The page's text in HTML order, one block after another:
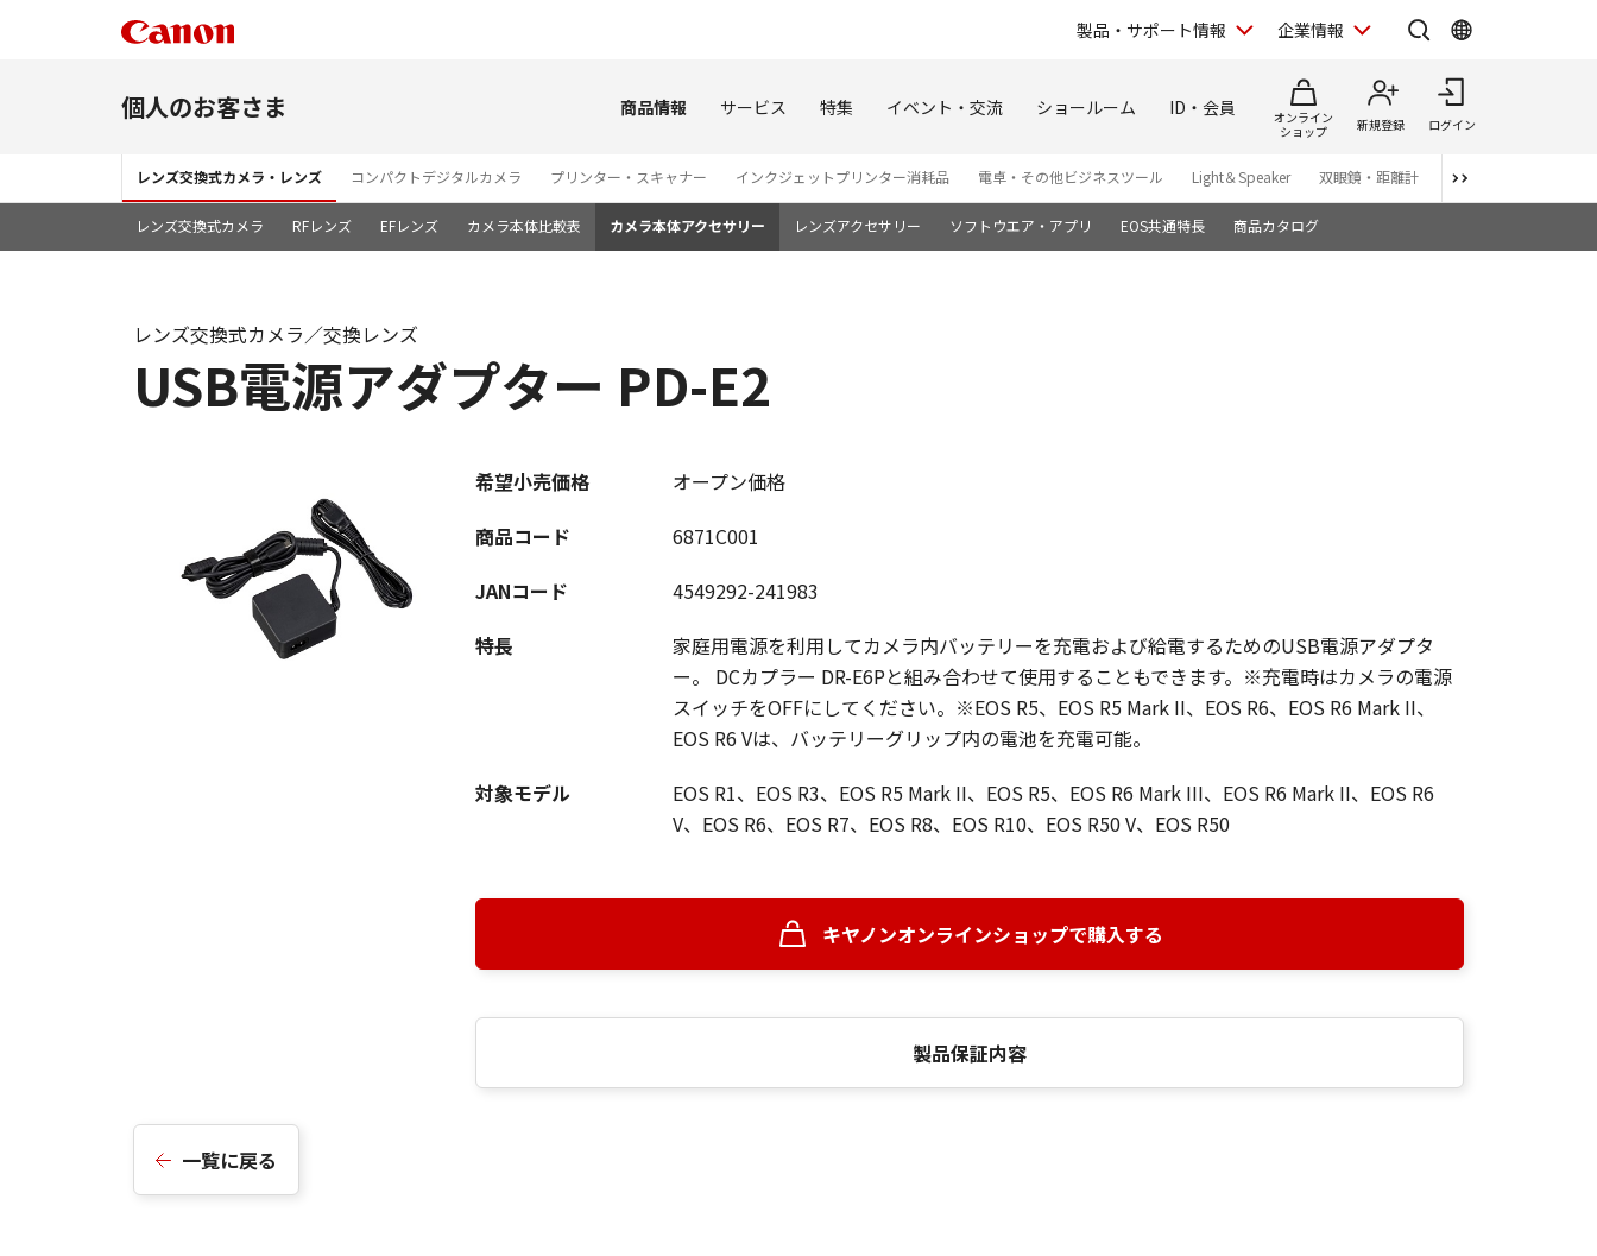
製品・サポート情報 企業情報
個人のお客さま 商品情報 サービス 特集 イベント・交流 ショールーム ID・会員
オンライン
ショップ
新規登録 ログイン
レンズ交換式カメラ・レンズ コンパクトデジタルカメラ プリンター・スキャナー インクジェットプリンター消耗品 電卓・その他ビジネスツール Light＆Speaker 双眼鏡・距離計 写真集
レンズ交換式カメラ RFレンズ EFレンズ カメラ本体比較表 カメラ本体アクセサリー レンズアクセサリー ソフトウエア・アプリ EOS共通特長 商品カタログ
USB電源アダプター PD-E2
レンズ交換式カメラ／交換レンズ
希望小売価格
オープン価格
商品コード
6871C001
JANコード
4549292-241983
特長
家庭用電源を利用してカメラ内バッテリーを充電および給電するためのUSB電源アダプタ
ー。 DCカプラー DR-E6Pと組み合わせて使用することもできます。※充電時はカメラの電源
スイッチをOFFにしてください。※EOS R5、EOS R5 Mark II、EOS R6、EOS R6 Mark II、
EOS R6 Vは、バッテリーグリップ内の電池を充電可能。
対象モデル
EOS R1、EOS R3、EOS R5 Mark II、EOS R5、EOS R6 Mark III、EOS R6 Mark II、EOS R6
V、EOS R6、EOS R7、EOS R8、EOS R10、EOS R50 V、EOS R50
キヤノンオンラインショップで購入する
製品保証内容
一覧に戻る